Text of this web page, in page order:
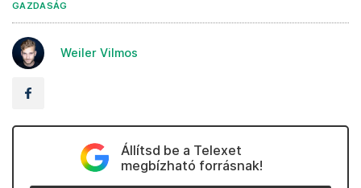
GAZDASÁG
Weiler Vilmos
Állítsd be a Telexet
megbízható forrásnak!